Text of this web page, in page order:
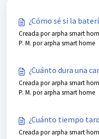
¿Cómo sé si la
Creada por arpha smart
P. M. por arpha smart home
¿Cuánto dura una
Creada por arpha smart
P. M. por arpha smart home
¿Cuánto tiempo
Creada por arpha smart